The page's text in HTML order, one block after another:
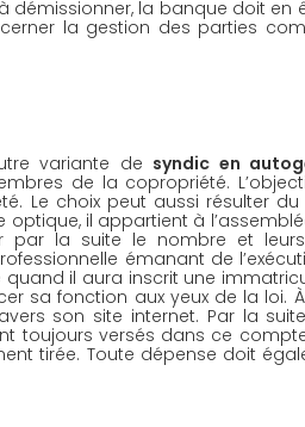
démissionner, la banque doit en
la gestion des parties
variante de syndic en
de la copropriété.
Le choix peut aussi résulter
il appartient à
par la suite le nombre et
émanant de
il aura inscrit une
sa fonction aux yeux de la loi.
son site internet. Par la
toujours versés dans ce
tirée. Toute dépense doit